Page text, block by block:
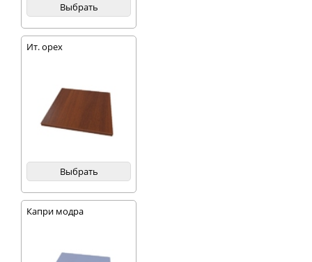
Выбрать
Ит. орех
Выбрать
Капри модра